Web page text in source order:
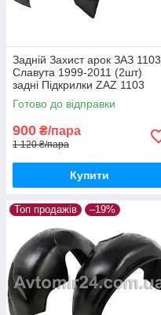
Задній Захист арок ЗАЗ 1103
Славута 1999-2011 (2шт)
задні Підкрилки ZAZ 1103
Slavuta пара задніх
Готово до відправки
900 ₴/пара
1 120 ₴/пара
Купити
Топ продажів –19%